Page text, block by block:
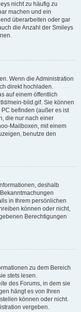
nicht zu häufig zu
machen und ein
überarbeiten oder gar
die Anzahl der Smileys
Wenn die Administration
direkt hochladen.
auf einem öffentlich
mein-bild.gif. Sie können
befinden (außer es ist
die nur nach einer
Mailboxen, mit einem
benutze den
deshalb
in Ihrem persönlichen
können oder nicht,
Berechtigungen
zu dem Bereich
stets lesen.
des Forums, in dem sie
hängt es von Ihren
können oder nicht.
vergeben.